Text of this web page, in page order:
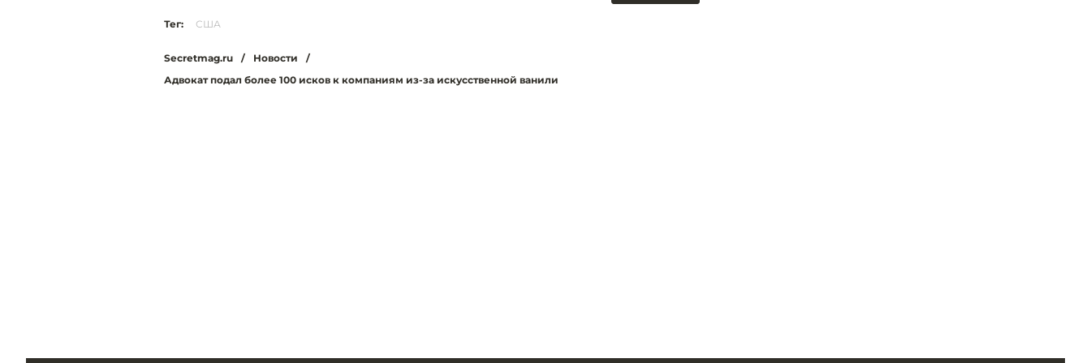
Тег: США
Secretmag.ru / Новости
/
Адвокат подал более 100 исков к компаниям из-за искусственной ванили